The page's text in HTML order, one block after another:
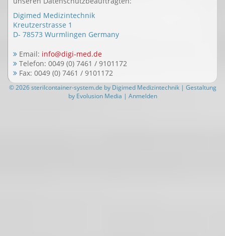
Digimed Medizintechnik
Kreutzerstrasse 1
D- 78573 Wurmlingen Germany
Email: info@digi-med.de
Telefon: 0049 (0) 7461 / 9101172
Fax: 0049 (0) 7461 / 9101172
©2026sterilcontainer-system.de by Digimed Medizintechnik| Gestaltung
by Evolusion Media | Anmelden